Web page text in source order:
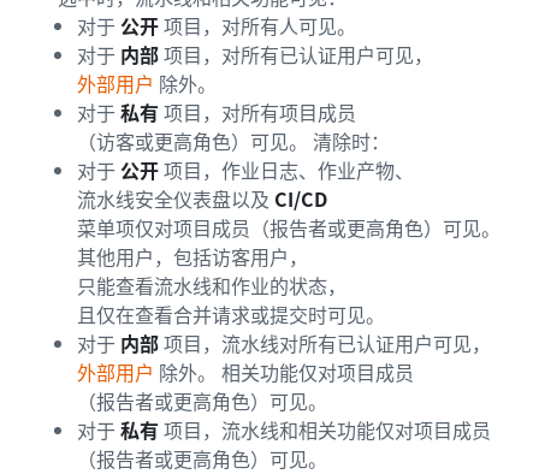
对于 公开项目，对所有人可见。
对于 内部项目，对所有已认证用户可见，
外部用户 除外。
对于 私有项目，对所有项目成员
（访客或更高角色）可见。 清除时：
对于 公开项目，作业日志、作业产物、
流水线安全仪表盘以及 CI/CD
菜单项仅对项目成员（报告者或更高角色）可见。
其他用户，包括访客用户，
只能查看流水线和作业的状态，
且仅在查看合并请求或提交时可见。
对于 内部项目，流水线对所有已认证用户可见，
外部用户 除外。 相关功能仅对项目成员
（报告者或更高角色）可见。
对于 私有项目，流水线和相关功能仅对项目成员
（报告者或更高角色）可见。